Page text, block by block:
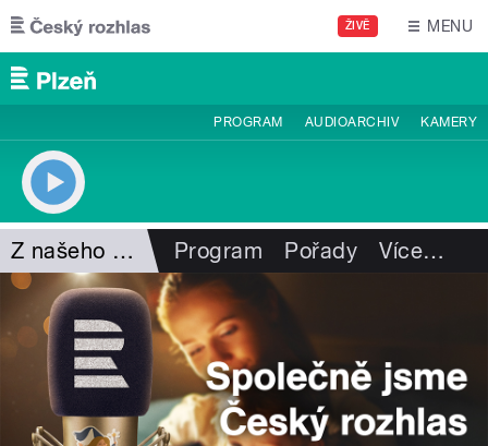
Přejít k hlavnímu obsahu
ŽIVĚ MENU
PROGRAM AUDIOARCHIV KAMERY
Z našeho vysílání Program Pořady Více…